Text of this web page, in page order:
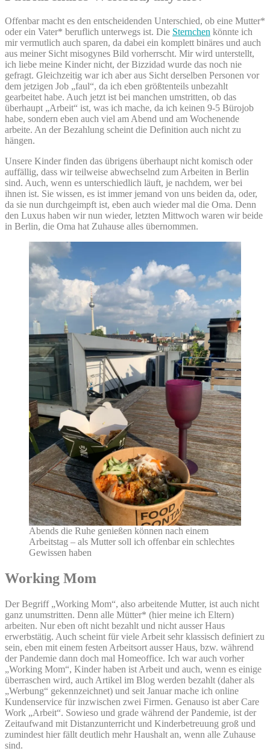
Offenbar macht es den entscheidenden Unterschied, ob eine Mutter*
oder ein Vater* beruflich unterwegs ist. Die Sternchen könnte ich
mir vermutlich auch sparen, da dabei ein komplett binäres und auch
aus meiner Sicht misogynes Bild vorherrscht. Mir wird unterstellt,
ich liebe meine Kinder nicht, der Bizzidad wurde das noch nie
gefragt. Gleichzeitig war ich aber aus Sicht derselben Personen vor
dem jetzigen Job „faul“, da ich eben größtenteils unbezahlt
gearbeitet habe. Auch jetzt ist bei manchen umstritten, ob das
überhaupt „Arbeit“ ist, was ich mache, da ich keinen 9-5 Bürojob
habe, sondern eben auch viel am Abend und am Wochenende
arbeite. An der Bezahlung scheint die Definition auch nicht zu
hängen.
Unsere Kinder finden das übrigens überhaupt nicht komisch oder
auffällig, dass wir teilweise abwechselnd zum Arbeiten in Berlin
sind. Auch, wenn es unterschiedlich läuft, je nachdem, wer bei
ihnen ist. Sie wissen, es ist immer jemand von uns beiden da, oder,
da sie nun durchgeimpft ist, eben auch wieder mal die Oma. Denn
den Luxus haben wir nun wieder, letzten Mittwoch waren wir beide
in Berlin, die Oma hat Zuhause alles übernommen.
Abends die Ruhe genießen können nach einem
Arbeitstag – als Mutter soll ich offenbar ein schlechtes
Gewissen haben
Working Mom
Der Begriff „Working Mom“, also arbeitende Mutter, ist auch nicht
ganz unumstritten. Denn alle Mütter* (hier meine ich Eltern)
arbeiten. Nur eben oft nicht bezahlt und nicht ausser Haus
erwerbstätig. Auch scheint für viele Arbeit sehr klassisch definiert zu
sein, eben mit einem festen Arbeitsort ausser Haus, bzw. während
der Pandemie dann doch mal Homeoffice. Ich war auch vorher
„Working Mom“, Kinder haben ist Arbeit und auch, wenn es einige
überraschen wird, auch Artikel im Blog werden bezahlt (daher als
„Werbung“ gekennzeichnet) und seit Januar mache ich online
Kundenservice für inzwischen zwei Firmen. Genauso ist aber Care
Work „Arbeit“. Sowieso und grade während der Pandemie, ist der
Zeitaufwand mit Distanzunterricht und Kinderbetreuung groß und
zumindest hier fällt deutlich mehr Haushalt an, wenn alle Zuhause
sind.